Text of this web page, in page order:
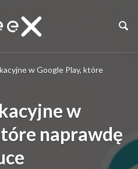
w Google Play, które
w
naprawdę